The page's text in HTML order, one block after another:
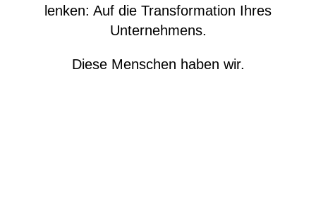
lenken: Auf die Transformation Ihres
Unternehmens.
Diese Menschen haben wir.
Oliver Dreber
Daniela Stolla